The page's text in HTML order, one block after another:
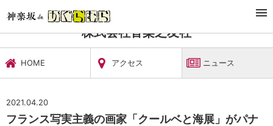
文化施設・ギャラリー
株式会社音楽之友社
HOME アクセス ニュース
2021.04.20
フランス写実主義の画家「クールベと海展」がパナ